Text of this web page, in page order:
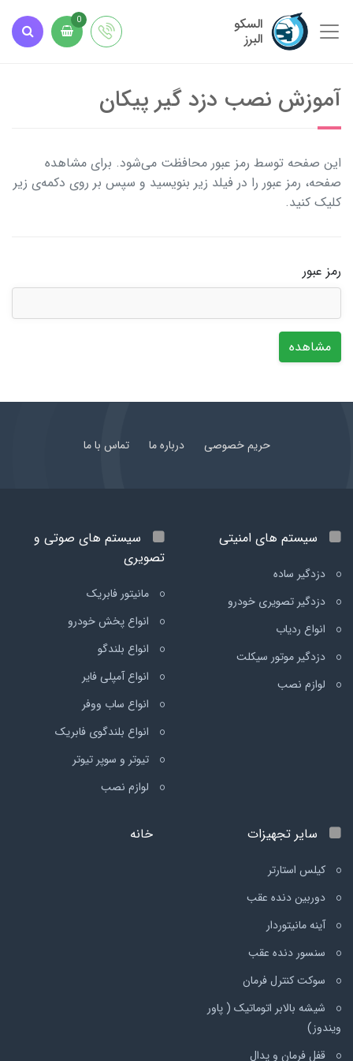
السکو
البرز
0
آموزش نصب دزد گیر پیکان
این صفحه توسط رمز عبور محافظت می‌شود. برای مشاهده
صفحه، رمز عبور را در فیلد زیر بنویسید و سپس بر روی دکمه‌ی زیر
کلیک کنید.
رمز عبور
مشاهده
حریم خصوصی درباره ما تماس با ما
سیستم های امنیتی
دزدگیر ساده
دزدگیر تصویری خودرو
انواع ردیاب
دزدگیر موتور سیکلت
لوازم نصب
سیستم های صوتی و
تصویری
مانیتور فابریک
انواع پخش خودرو
انواع بلندگو
انواع آمپلی فایر
انواع ساب ووفر
انواع بلندگوی فابریک
تیوتر و سوپر تیوتر
لوازم نصب
سایر تجهیزات
کیلس استارتر
دوربین دنده عقب
آینه مانیتوردار
سنسور دنده عقب
سوکت کنترل فرمان
شیشه بالابر اتوماتیک ( پاور
ویندوز)
قفل فرمان و پدال
خانه